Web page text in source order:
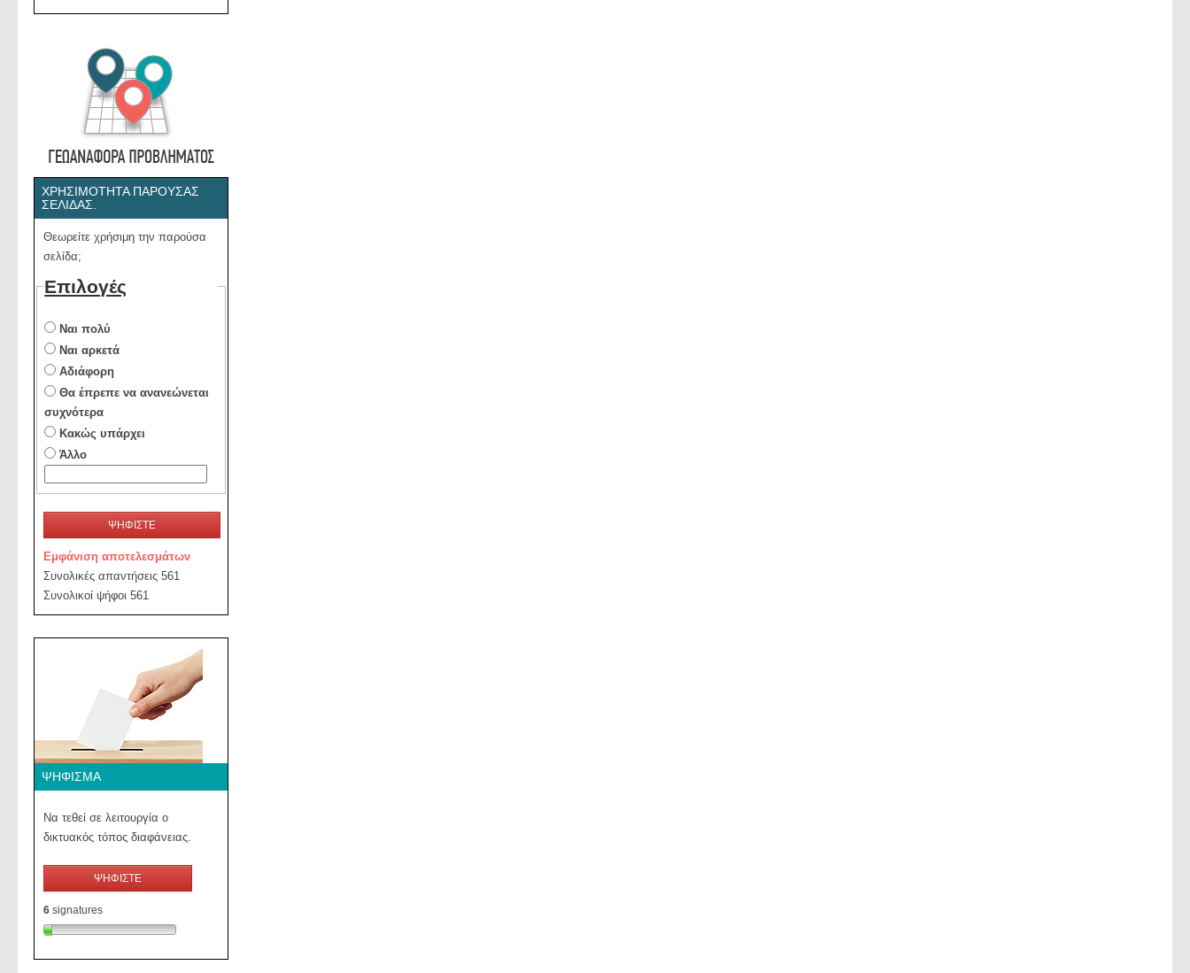
ΧΡΗΣΙΜΌΤΗΤΑ ΠΑΡΟΎΣΑΣ
ΣΕΛΊΔΑΣ.
Θεωρείτε χρήσιμη την παρούσα
σελίδα;
Επιλογές
Ναι πολύ
Ναι αρκετά
Αδιάφορη
Θα έπρεπε να ανανεώνεται
συχνότερα
Κακώς υπάρχει
Άλλο
ΨΗΦΙΣΤΕ
Εμφάνιση αποτελεσμάτων
Συνολικές απαντήσεις 561
Συνολικοί ψήφοι 561
ΨΉΦΙΣΜΑ
Να τεθεί σε λειτουργία ο
δικτυακός τόπος διαφάνειας.
ΨΗΦΙΣΤΕ
6 signatures